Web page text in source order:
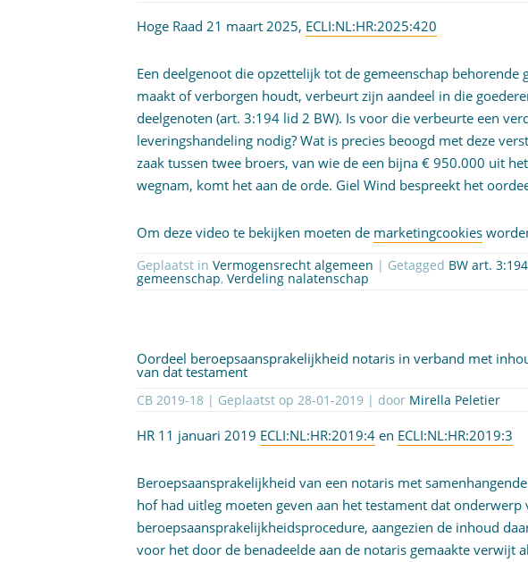
Hoge Raad 21 maart 2025, ECLI:NL:HR:2025:420
Een deelgenoot die opzettelijk tot de gemeenschap behorende
maakt of verborgen houdt, verbeurt zijn aandeel in die
deelgenoten (art. 3:194 lid 2 BW). Is voor die verbeurte een
leveringshandeling nodig? Wat is precies beoogd met deze
zaak tussen twee broers, van wie de een bijna € 950.000 uit
wegnam, komt het aan de orde. Giel Wind bespreekt het
Om deze video te bekijken moeten de marketingcookies
Geplaatst inVermogensrecht algemeen | Getagged BW art.
gemeenschap,Verdeling nalatenschap
Oordeel beroepsaansprakelijkheid notaris in verband met
van dat testament
CB 2019-18 | Geplaatst op28-01-2019 | door Mirella Peletier
HR 11 januari 2019 ECLI:NL:HR:2019:4 en ECLI:NL:HR:2019:3
Beroepsaansprakelijkheid van een notaris met
hof had uitleg moeten geven aan het testament dat onderwerp
beroepsaansprakelijkheidsprocedure, aangezien de inhoud
voor het door de benadeelde aan de notaris gemaakte verwijt